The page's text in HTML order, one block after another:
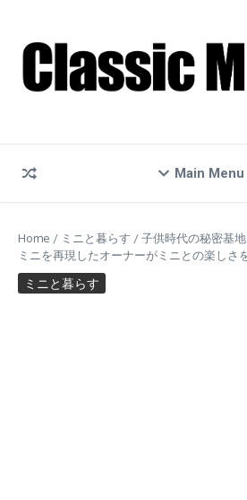
Main Menu
Home / ミニと暮らす /子供時代の秘密基
ミニを再現したオーナーがミニとの楽しさ
ミニと暮らす